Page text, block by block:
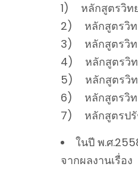
1) หลักสูตรวิท
2) หลักสูตรวิท
3) หลักสูตรวิท
4) หลักสูตรวิท
5) หลักสูตรวิท
6) หลักสูตรวิท
7) หลักสูตรปรั
ในปี พ.ศ
จากผลงานเรื่อ